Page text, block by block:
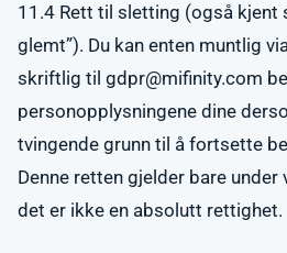
11.4 Rett til sletting (også kjent
glemt”). Du kan enten muntlig
skriftlig til gdpr@mifinity.com
personopplysningene dine
tvingende grunn til å fortsette
Denne retten gjelder bare
det er ikke en absolutt rettighet.